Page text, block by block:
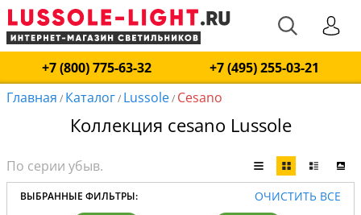
+7 (800) 775-63-32
+7 (495) 255-03-21
Главная / Каталог/ Lussole/ Cesano
Коллекция cesano Lussole
ВЫБРАННЫЕ ФИЛЬТРЫ: ОЧИСТИТЬ ВСЕ